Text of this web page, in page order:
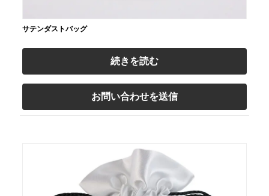
サテンダストバッグ
続きを読む
お問い合わせを送信